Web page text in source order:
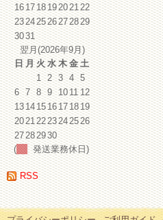
16171819202122
23242526272829
3031
翌月(2026年9月)
日 月 火 水 木 金 土
1 2 3 4 5
6 7 8 9 1011 12
13141516171819
20212223242526
27282930
(
発送業務休日)
RSS